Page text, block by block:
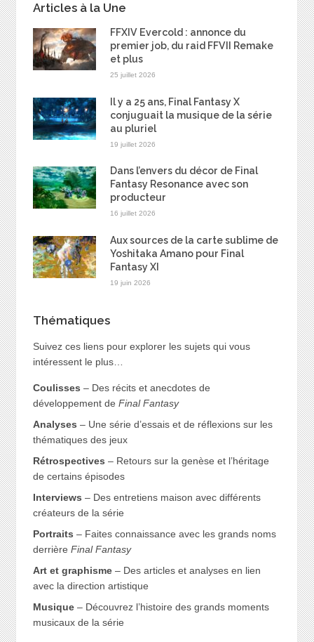
Articles à la Une
FFXIV Evercold : annonce du
premier job, du raid FFVII Remake
et plus
25 juillet 2026
Il y a 25 ans, Final Fantasy X
conjuguait la musique de la série
au pluriel
19 juillet 2026
Dans l’envers du décor de Final
Fantasy Resonance avec son
producteur
16 juillet 2026
Aux sources de la carte sublime de
Yoshitaka Amano pour Final
Fantasy XI
19 juin 2026
Thématiques
Suivez ces liens pour explorer les sujets qui vous
intéressent le plus…
Coulisses – Des récits et anecdotes de
développement de Final Fantasy
Analyses – Une série d’essais et de réflexions sur les
thématiques des jeux
Rétrospectives – Retours sur la genèse et l’héritage
de certains épisodes
Interviews – Des entretiens maison avec différents
créateurs de la série
Portraits – Faites connaissance avec les grands noms
derrière Final Fantasy
Art et graphisme– Des articles et analyses en lien
avec la direction artistique
Musique– Découvrez l’histoire des grands moments
musicaux de la série